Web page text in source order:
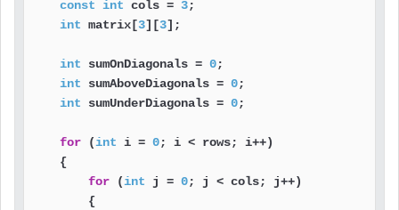
const int cols = 3;
int matrix[3][3];
int sumOnDiagonals = 0;
int sumAboveDiagonals = 0;
int sumUnderDiagonals = 0;
for (int i = 0; i < rows; i++)
    {
for (int j = 0; j < cols; j++)
        {